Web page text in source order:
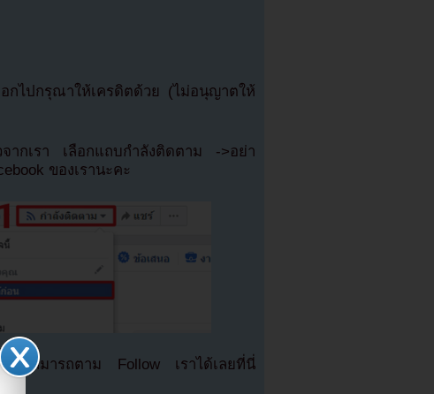
กไปกรุณาให้เครดิตด้วย (ไม่อนุญาตให้
จากเรา เลือกแถบกำลังติดตาม ->อย่า
ของเรานะคะ
างสามารถตาม Follow เราได้เลยที่นี่